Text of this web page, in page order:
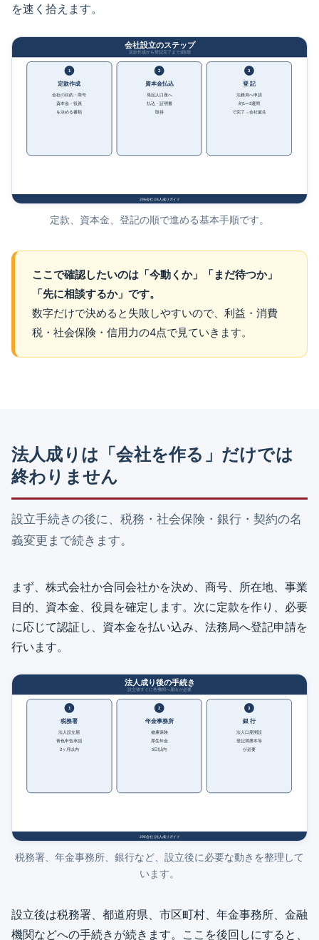
を速く拾えます。
定款、資本金、登記の順で進める基本手順です。
ここで確認したいのは「今動くか」「まだ待つか」
「先に相談するか」です。
数字だけで決めると失敗しやすいので、利益・消費
税・社会保険・信用力の4点で見ていきます。
法人成りは「会社を作る」だけでは
終わりません
設立手続きの後に、税務・社会保険・銀行・契約の名
義変更まで続きます。
まず、株式会社か合同会社かを決め、商号、所在地、事業
目的、資本金、役員を確定します。次に定款を作り、必要
に応じて認証し、資本金を払い込み、法務局へ登記申請を
行います。
税務署、年金事務所、銀行など、設立後に必要な動きを整理して
います。
設立後は税務署、都道府県、市区町村、年金事務所、金融
機関などへの手続きが続きます。ここを後回しにすると、